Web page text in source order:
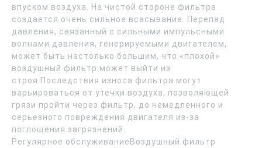
впуском воздуха. На чистой стороне фильтра
создается очень сильное всасывание. Перепад
давления, связанный с сильными импульсными
волнами давления, генерируемыми двигателем,
может быть настолько большим, что «плохой»
воздушный фильтр может выйти из
строя.Последствия износа фильтра могут
варьироваться от утечки воздуха, позволяющей
грязи пройти через фильтр, до немедленного и
серьезного повреждения двигателя из-за
поглощения загрязнений.
Регулярное обслуживаниеВоздушный фильтр